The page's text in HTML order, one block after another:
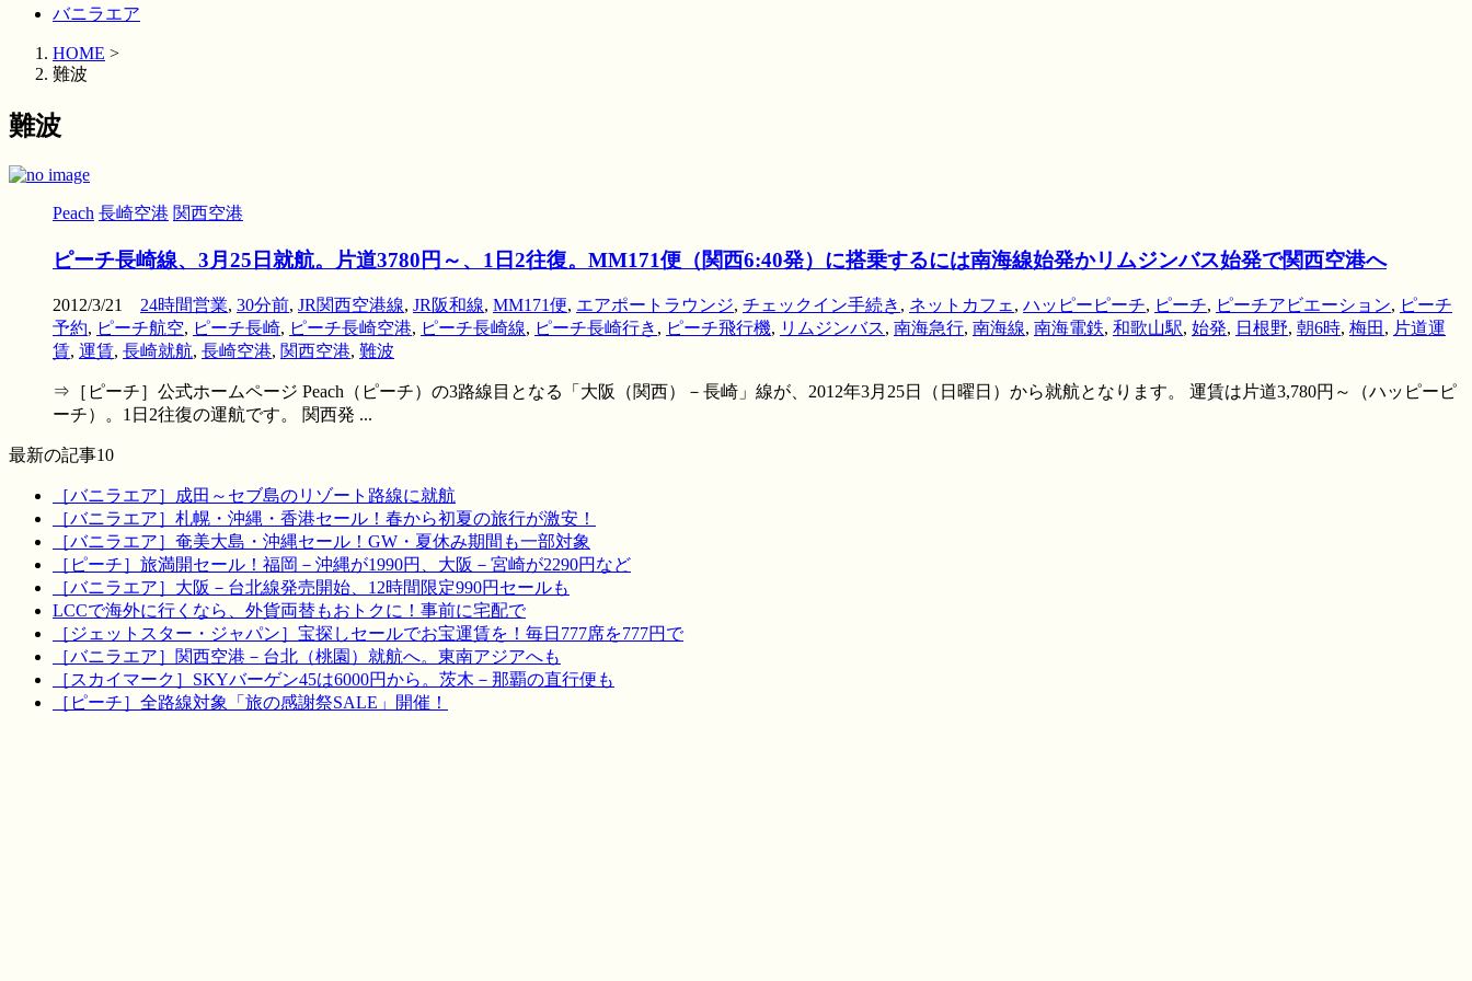
バニラエア
HOME >
難波
難波
Peach 長崎空港 関西空港
ピーチ長崎線、3月25日就航。片道3780円～、1日2往復。MM171便（関西6:40発）に搭乗するには南海線始発かリムジンバス始発で関西空港へ
2012/3/21 24時間営業, 30分前, JR関西空港線, JR阪和線, MM171便, エアポートラウンジ, チェックイン手続き , ネットカフェ , ハッピーピーチ, ピーチ, ピーチアビエーション, ピーチ
予約, ピーチ航空, ピーチ長崎, ピーチ長崎空港, ピーチ長崎線, ピーチ長崎行き , ピーチ飛行機, リムジンバス, 南海急行, 南海線, 南海電鉄, 和歌山駅, 始発, 日根野, 朝6時, 梅田 , 片道運
賃, 運賃, 長崎就航, 長崎空港, 関西空港, 難波
⇒［ピーチ］公式ホームページ Peach（ピーチ）の3路線目となる「大阪（関西）－長崎」線が、2012年3月25日（日曜日）から就航となります。 運賃は片道3,780円～（ハッピーピ
ーチ）。1日2往復の運航です。 関西発 ...
最新の記事10
［バニラエア］成田～セブ島のリゾート路線に就航
［バニラエア］札幌・沖縄・香港セール！春から初夏の旅行が激安！
［バニラエア］奄美大島・沖縄セール！GW・夏休み期間も一部対象
［ピーチ］旅満開セール！福岡－沖縄が1990円、大阪－宮崎が2290円など
［バニラエア］大阪－台北線発売開始、12時間限定990円セールも
LCCで海外に行くなら、外貨両替もおトクに！事前に宅配で
［ジェットスター・ジャパン］宝探しセールでお宝運賃を！毎日777席を777円で
［バニラエア］関西空港－台北（桃園）就航へ。東南アジアへも
［スカイマーク］SKYバーゲン45は6000円から。茨木－那覇の直行便も
［ピーチ］全路線対象「旅の感謝祭SALE」開催！